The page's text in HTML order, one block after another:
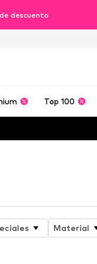
descuento
Top 100
Material